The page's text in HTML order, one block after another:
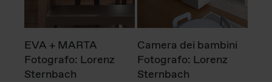
EVA + MARTA
Fotografo: Lorenz
Sternbach
Camera dei bambini
Fotografo: Lorenz
Sternbach